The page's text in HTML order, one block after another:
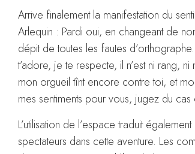
Arrive finalement la manifestation du
Arlequin : Pardi oui, en changeant de
dépit de toutes les fautes
t’adore, je te respecte, il n’est ni rang,
mon orgueil tînt encore contre toi, et
mes sentiments pour vous, jugez du
L’utilisation de l’espace traduit
spectateurs dans cette aventure. Les